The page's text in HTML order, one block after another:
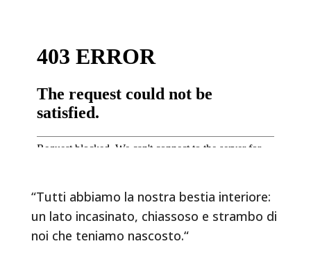
“Tutti abbiamo la nostra bestia interiore:
un lato incasinato, chiassoso e strambo di
noi che teniamo nascosto.“